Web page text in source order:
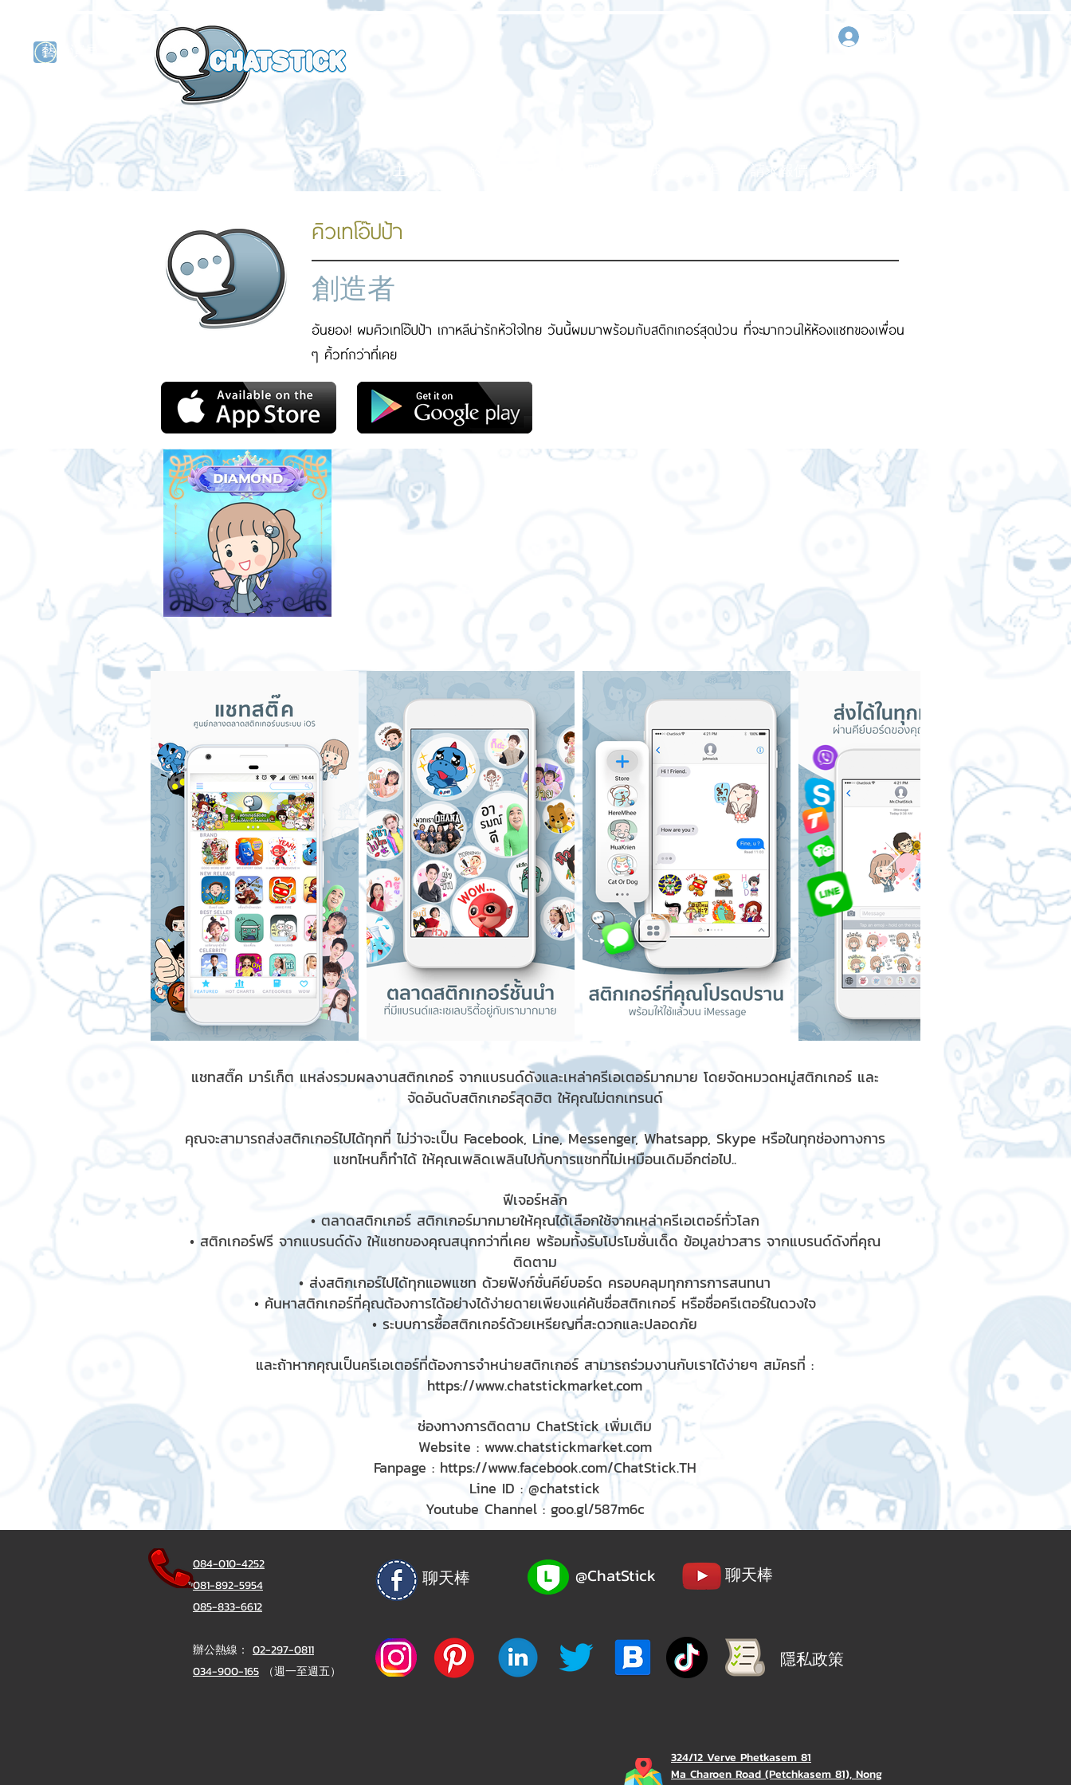
藝人演員
登入
主頁 請求報價 聯繫我們
คิวเทโอ๊ปป้า
創造者
อันยอง! ผมคิวเทโอ๊ปป้า เกาหลีน่ารักหัวใจไทย วันนี้ผมมาพร้อมกับสติกเกอร์สุดป่วน ที่จะมากวนให้ห้องแชทของเพื่อน
ๆ คิ้วท์กว่าที่เคย
แชทสติ๊ค มาร์เก็ต แหล่งรวมผลงานสติกเกอร์ จากแบรนด์ดังและเหล่าครีเอเตอร์มากมาย โดยจัดหมวดหมู่สติกเกอร์ และ
จัดอันดับสติกเกอร์สุดฮิต ให้คุณไม่ตกเทรนด์
คุณจะสามารถส่งสติกเกอร์ไปได้ทุกที่ ไม่ว่าจะเป็น Facebook, Line, Messenger, Whatsapp, Skype หรือในทุกช่องทางการ
แชทไหนก็ทำได้ ให้คุณเพลิดเพลินไปกับการแชทที่ไม่เหมือนเดิมอีกต่อไป..
ฟีเจอร์หลัก
• ตลาดสติกเกอร์ สติกเกอร์มากมายให้คุณได้เลือกใช้จากเหล่าครีเอเตอร์ทั่วโลก
• สติกเกอร์ฟรี จากแบรนด์ดัง ให้แชทของคุณสนุกกว่าที่เคย พร้อมทั้งรับโปรโมชั่นเด็ด ข้อมูลข่าวสาร จากแบรนด์ดังที่คุณ
ติดตาม
• ส่งสติกเกอร์ไปได้ทุกแอพแชท ด้วยฟังก์ชั่นคีย์บอร์ด ครอบคลุมทุกการการสนทนา
• ค้นหาสติกเกอร์ที่คุณต้องการได้อย่างได้ง่ายดายเพียงแค่ค้นชื่อสติกเกอร์ หรือชื่อครีเตอร์ในดวงใจ
• ระบบการซื้อสติกเกอร์ด้วยเหรียญที่สะดวกและปลอดภัย
และถ้าหากคุณเป็นครีเอเตอร์ที่ต้องการจำหน่ายสติกเกอร์ สามารถร่วมงานกับเราได้ง่ายๆ สมัครที่ :
https://www.chatstickmarket.com
ช่องทางการติดตาม ChatStick เพิ่มเติม
Website : www.chatstickmarket.com
Fanpage : https://www.facebook.com/ChatStick.TH
Line ID : @chatstick
Youtube Channel : goo.gl/587m6c
084-010-4252
081-892-5954
085-833-6612
辦公熱線： 02-297-0811
034-900-165 （週一至週五）
聊天棒 @ChatStick 聊天棒
隱私政策
324/12 Verve Phetkasem 81
Ma Charoen Road (Petchkasem 81), Nong